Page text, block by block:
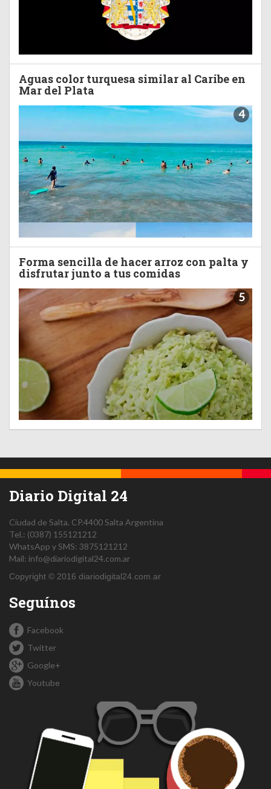
Aguas color turquesa similar al Caribe en
Mar del Plata
4
Forma sencilla de hacer arroz con palta y
disfrutar junto a tus comidas
5
Diario Digital 24
Ciudad de Salta. CP.4400Salta Argentina
Tel.: (0387) 155121212
WhatsApp y SMS: 3875121212
Mail: info@diariodigital24.com.ar
Copyright © 2016 diariodigital24.com.ar
Seguínos
Facebook
Twitter
Google+
Youtube